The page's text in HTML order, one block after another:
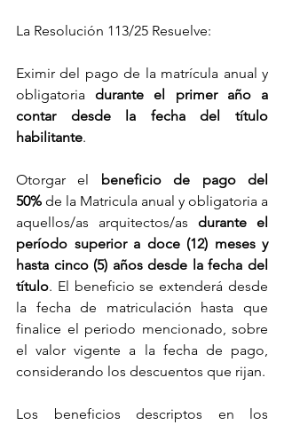
La Resolución 113/25 Resuelve:
Eximir del pago de la matrícula anual y
obligatoria durante el primer año a
contar desde la fecha del título
habilitante.
Otorgar el beneficio de pago del
50% de la Matricula anual y obligatoria a
aquellos/as arquitectos/as durante el
período superior a doce (12) meses y
hasta cinco (5) años desde la fecha del
título. El beneficio se extenderá desde
la fecha de matriculación hasta que
finalice el periodo mencionado, sobre
el valor vigente a la fecha de pago,
considerando los descuentos que rijan.
Los beneficios descriptos en los